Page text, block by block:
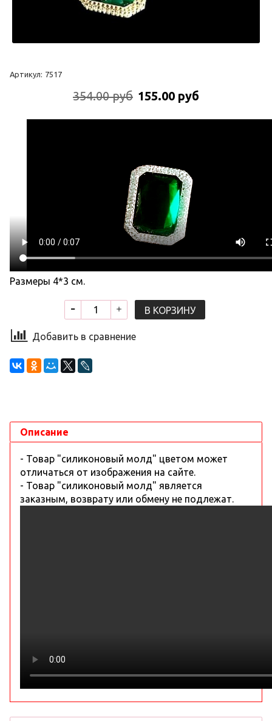
Артикул: 7517
354.00 руб 155.00 руб
Размеры 4*3 см.
В КОРЗИНУ
Добавить в сравнение
Описание
- Товар "силиконовый молд" цветом может
отличаться от изображения на сайте.
- Товар "силиконовый молд" является
заказным, возврату или обмену не подлежат.